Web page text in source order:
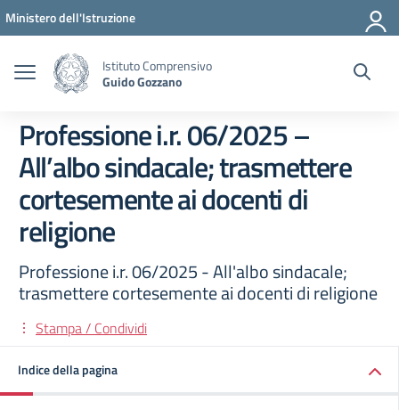
Vai ai contenuti
Vai al menu di navigazione
Vai al footer
Ministero dell'Istruzione
Istituto Comprensivo
Guido Gozzano
Professione i.r. 06/2025 –
All’albo sindacale; trasmettere
cortesemente ai docenti di
religione
Professione i.r. 06/2025 - All'albo sindacale;
trasmettere cortesemente ai docenti di religione
Stampa / Condividi
Indice della pagina